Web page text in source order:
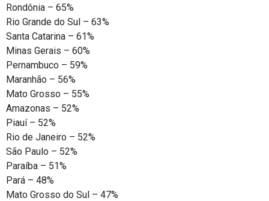
Rondônia – 65%
Rio Grande do Sul – 63%
Santa Catarina – 61%
Minas Gerais – 60%
Pernambuco – 59%
Maranhão – 56%
Mato Grosso – 55%
Amazonas – 52%
Piauí – 52%
Rio de Janeiro – 52%
São Paulo – 52%
Paraíba – 51%
Pará – 48%
Mato Grosso do Sul – 47%